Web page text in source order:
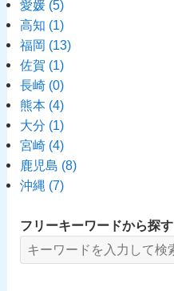
愛媛 (5)
高知 (1)
福岡 (13)
佐賀 (1)
長崎 (0)
熊本 (4)
大分 (1)
宮崎 (4)
鹿児島 (8)
沖縄 (7)
フリーキーワードから探す